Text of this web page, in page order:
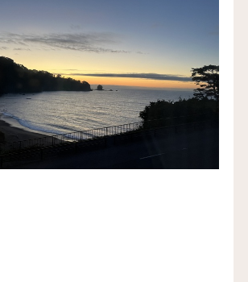
圖繪師・吉田初三郎、日本畫畫
魁夷等文人雅士的喜愛，他們
了許多種差的風景畫。
崎展望台》是一個位於海岬的展
在幕末時代用來監視外國的船
太平洋戰爭時期為日軍所用，今
名勝之姿讓世人一飽眼福。《中
著礁岩的入海口，設有遊步